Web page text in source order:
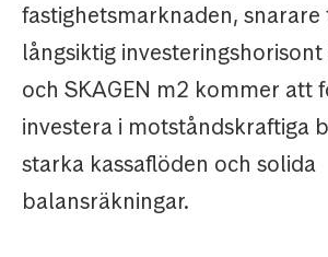
fastighetsmarknaden, snarare
långsiktig
och SKAGEN m2 kommer att
investera i motståndskraftiga
starka kassaflöden och solida
balansräkningar.